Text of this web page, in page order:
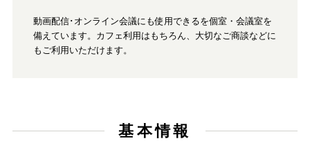
動画配信･オンライン会議にも使用できるを個室・会議室を
備えています。カフェ利用はもちろん、大切なご商談などに
もご利用いただけます。
基本情報